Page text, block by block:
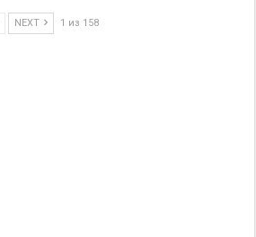
NEXT 1 из 158